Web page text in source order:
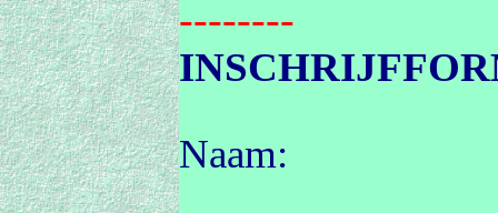
--------
Naam: